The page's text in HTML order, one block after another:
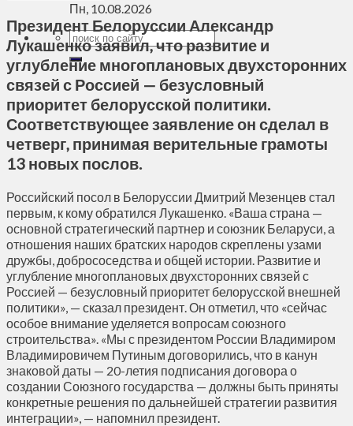
Пн, 10.08.2026
Президент Белоруссии Александр
Лукашенко заявил, что развитие и
углубление многоплановых двухсторонних
связей с Россией — безусловный
приоритет белорусской политики.
Соответствующее заявление он сделал в
четверг, принимая верительные грамоты
13 новых послов.
Российский посол в Белоруссии Дмитрий Мезенцев стал
первым, к кому обратился Лукашенко. «Ваша страна —
основной стратегический партнер и союзник Беларуси, а
отношения наших братских народов скреплены узами
дружбы, добрососедства и общей истории. Развитие и
углубление многоплановых двухсторонних связей с
Россией — безусловный приоритет белорусской внешней
политики», — сказал президент. Он отметил, что «сейчас
особое внимание уделяется вопросам союзного
строительства». «Мы с президентом России Владимиром
Владимировичем Путиным договорились, что в канун
знаковой даты — 20-летия подписания договора о
создании Союзного государства — должны быть приняты
конкретные решения по дальнейшей стратегии развития
интеграции», — напомнил президент.